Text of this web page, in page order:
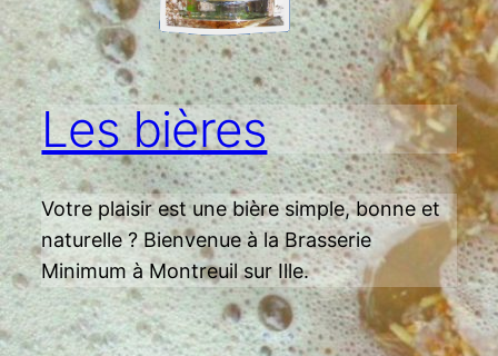
Les bières
Votre plaisir est une bière simple, bonne et
naturelle ? Bienvenue à la Brasserie
Minimum à Montreuil sur Ille.